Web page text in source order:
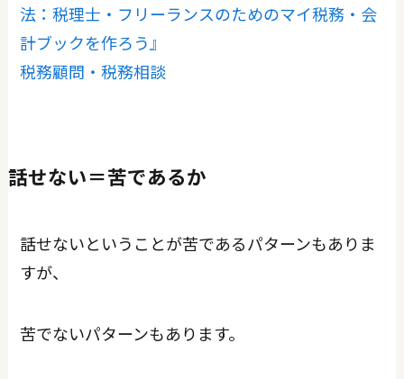
法：税理士・フリーランスのためのマイ税務・会
計ブックを作ろう』
税務顧問・税務相談
話せない＝苦であるか
話せないということが苦であるパターンもありま
すが、
苦でないパターンもあります。